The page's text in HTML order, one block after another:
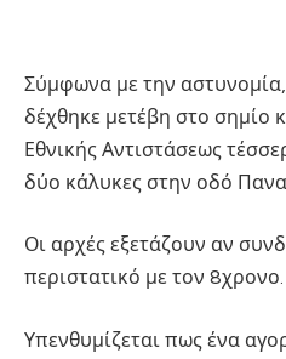
Σύμφωνα με την
δέχθηκε μετέβη στο σημίο
Εθνικής Αντιστάσεως
δύο κάλυκες στην οδό
Οι αρχές εξετάζουν αν
περιστατικό με τον 8χρονο.
Υπενθυμίζεται πως ένα